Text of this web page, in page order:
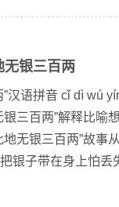
无银三百两
”汉语拼音 cǐ dì wú
三百两”解释比喻
无银三百两”故事
银子带在身上怕丢